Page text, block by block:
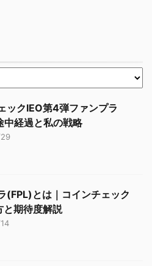
ックIEO第4弾ファンプラ
中経過と私の戦略
(FPL)とは｜コインチェック
と期待度解説